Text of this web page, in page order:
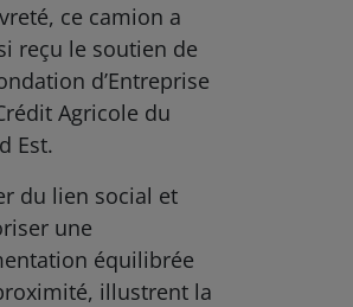
ce camion a
reçu le soutien de
d’Entreprise
Agricole du
Est.
du lien social et
une
équilibrée
illustrent la